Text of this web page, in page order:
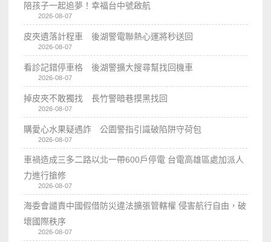
陪孩子一起追夢！幸福台中號啟航
2026-08-07
皮夾遺落計程車 後湖警電聯熱心運將秒送回
2026-08-07
看診記錯停車格 後湖警擴大搜尋幫找回機車
2026-08-07
掉皮夾不敢獨找 長竹警暗巷摸黑找回
2026-08-07
購愛心水果疑遇詐 公園警指引識破陷阱守荷包
2026-08-07
車禍造成三多二路以北一帶600戶停電 台電高雄區處加派人
力進行搶修
2026-08-07
海委會譴責中國假借防災違法擴張管轄權 侵害航行自由，破
壞國際秩序
2026-08-07